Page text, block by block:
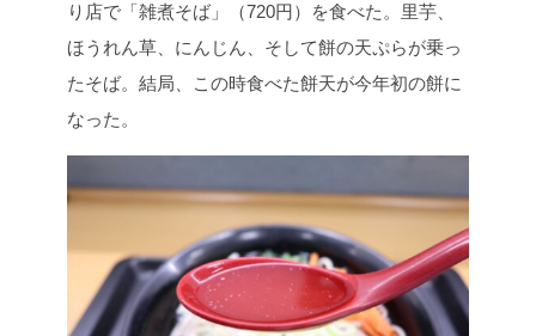
り店で「雑煮そば」（720円）を食べた。里芋、
ほうれん草、にんじん、そして餅の天ぷらが乗っ
たそば。結局、この時食べた餅天が今年初の餅に
なった。